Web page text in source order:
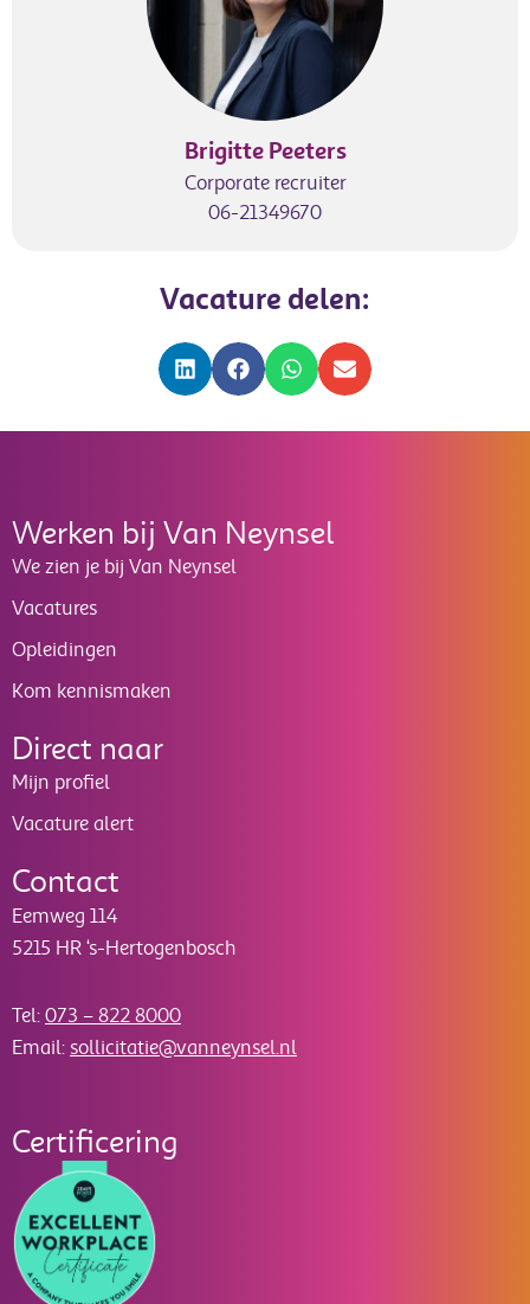
Brigitte Peeters
Corporate recruiter
06-21349670
Vacature delen:
Werken bij Van Neynsel
We zien je bij Van Neynsel
Vacatures
Opleidingen
Kom kennismaken
Direct naar
Mijn profiel
Vacature alert
Contact
Eemweg 114
5215 HR ‘s-Hertogenbosch
Tel:073 – 822 8000
Email: sollicitatie@vanneynsel.nl
Certificering